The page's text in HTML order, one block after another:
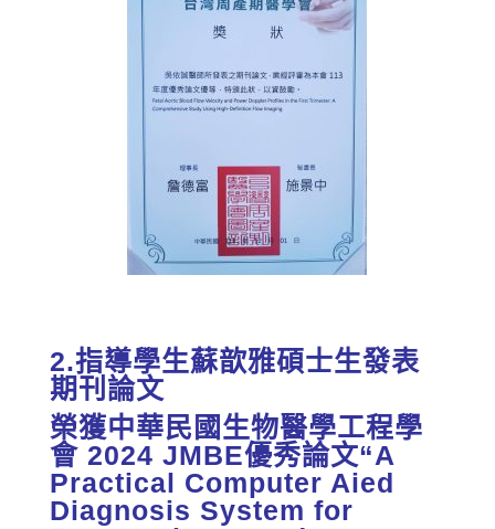
2.指導學生蘇歆雅碩士生發表
期刊論文
榮獲中華民國生物醫學工程學
會 2024 JMBE優秀論文“A
Practical Computer Aied
Diagnosis System for